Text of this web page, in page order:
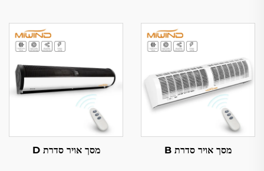
מסך אויר סדרת B מסך אויר סדרת D